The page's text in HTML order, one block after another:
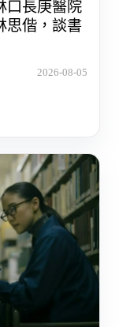
口長庚醫院
思偕，談書
2026-08-05